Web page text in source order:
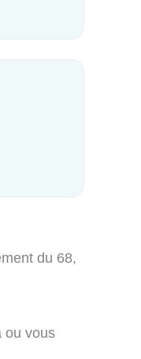
du 68,
ou vous